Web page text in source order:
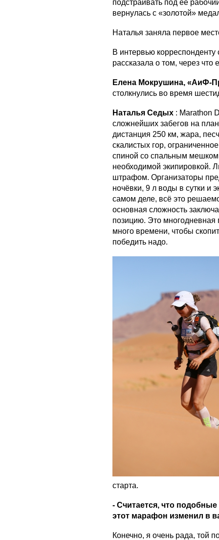
подстраивать под её
вернулась с «золотой»
Наталья заняла первое
В интервью
рассказала о том, через что
Елена Мокрушина, «АиФ-
столкнулись во время
Наталья Седых : Marathon
сложнейших забегов на
дистанция 250 км, жара,
скалистых гор,
спиной со спальным
необходимой экипировкой.
штрафом. Организаторы
ночёвки, 9 л воды в сутки и
самом деле, всё это
основная сложность
позицию. Это многодневная
много времени, чтобы
победить надо.
старта.
- Считается, что подобные
этот марафон изменил в
Конечно, я очень рада, той